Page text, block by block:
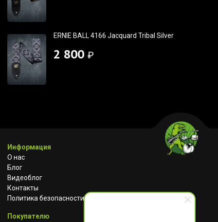
ERNIE BALL 4166 Jacquard Tribal Silver
2 800 ₽
Информация
О нас
Блог
Видеоблог
Контакты
Политика безопасности
Покупателю